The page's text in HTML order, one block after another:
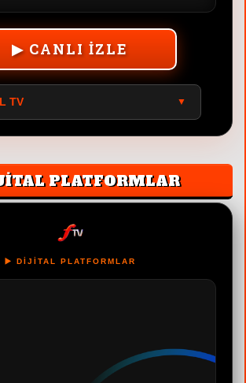
▶ CANLI İZLE
TV ▼
PLATFORMLAR
▶️ DİJİTAL PLATFORMLAR